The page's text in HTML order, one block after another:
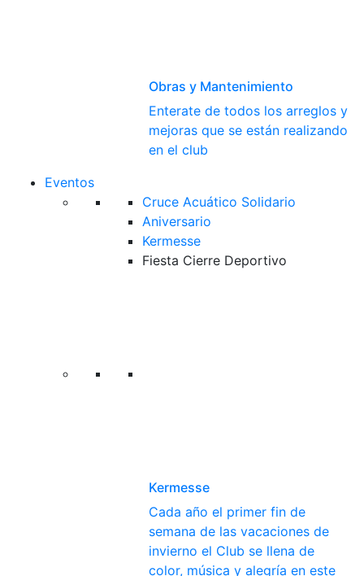
Obras y Mantenimiento
Enterate de todos los arreglos y
mejoras que se están realizando
en el club
Eventos
Cruce Acuático Solidario
Aniversario
Kermesse
Fiesta Cierre Deportivo
Kermesse
Cada año el primer fin de
semana de las vacaciones de
invierno el Club se llena de
color, música y alegría en este